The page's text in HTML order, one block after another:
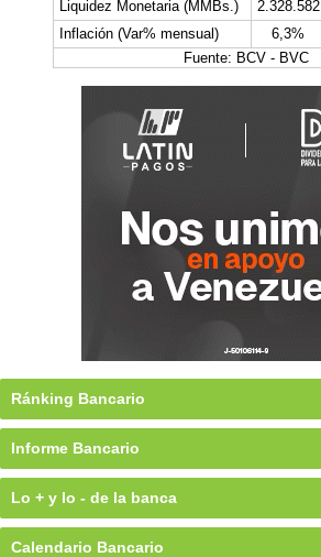
Liquidez Monetaria (MMBs.)
2.328.582
Inflación (Var% mensual)
6,3%
Fuente: BCV - BVC
Ránking Bancario
Informe Bancario
Lo + y lo - de la banca
Calendario Bancario